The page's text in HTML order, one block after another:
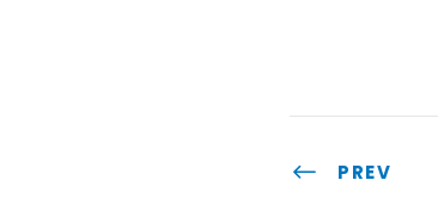
PREV